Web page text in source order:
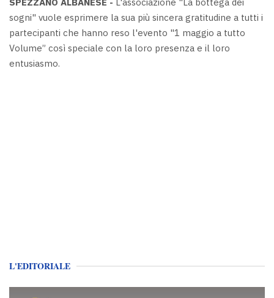
sogni" vuole esprimere la sua più sincera gratitudine a tutti i
partecipanti che hanno reso l'evento "1 maggio a tutto
Volume” così speciale con la loro presenza e il loro
entusiasmo.
L'EDITORIALE